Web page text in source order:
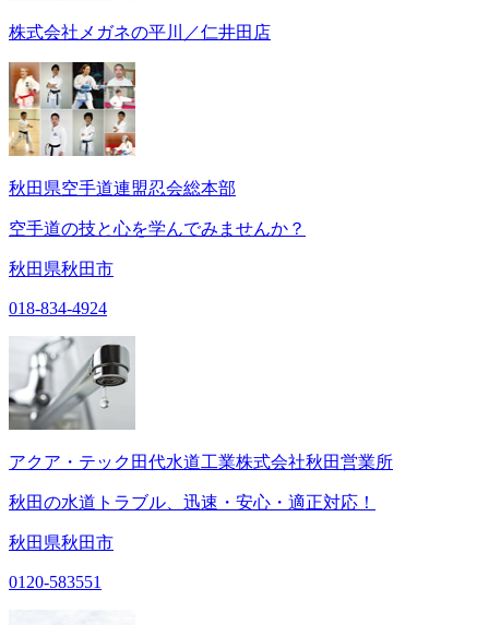
株式会社メガネの平川／仁井田店
秋田県空手道連盟忍会総本部
空手道の技と心を学んでみませんか？
秋田県秋田市
018-834-4924
アクア・テック田代水道工業株式会社秋田営業所
秋田の水道トラブル、迅速・安心・適正対応！
秋田県秋田市
0120-583551